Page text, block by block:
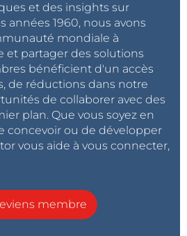
et des insights sur
années 1960, nous avons
mondiale à
et partager des solutions
bénéficient d'un accès
de réductions dans notre
de collaborer avec des
plan. Que vous soyez en
concevoir ou de développer
vous aide à vous connecter,
membre